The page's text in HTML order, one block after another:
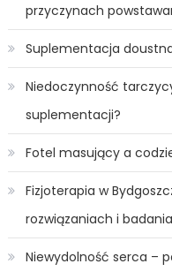
przyczynach
Suplementacja
Niedoczynność
suplementacji?
Fotel masujący a
Fizjoterapia w
rozwiązaniach i
Niewydolność serca –